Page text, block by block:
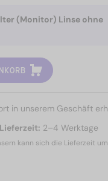
(Monitor) Linse ohne
in unserem Geschäft
2–4 Werktage
kann sich die Lieferzeit